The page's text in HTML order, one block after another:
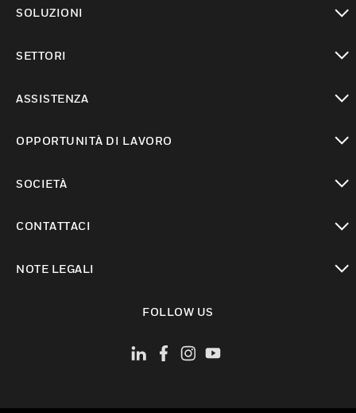
SOLUZIONI
SETTORI
ASSISTENZA
OPPORTUNITÀ DI LAVORO
SOCIETÀ
CONTATTACI
NOTE LEGALI
FOLLOW US